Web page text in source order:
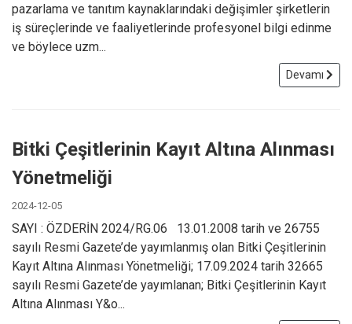
pazarlama ve tanıtım kaynaklarındaki değişimler şirketlerin
iş süreçlerinde ve faaliyetlerinde profesyonel bilgi edinme
ve böylece uzm...
Devamı
Bitki Çeşitlerinin Kayıt Altına Alınması
Yönetmeliği
2024-12-05
SAYI : ÖZDERİN 2024/RG.06 13.01.2008 tarih ve 26755
sayılı Resmi Gazete’de yayımlanmış olan Bitki Çeşitlerinin
Kayıt Altına Alınması Yönetmeliği; 17.09.2024 tarih 32665
sayılı Resmi Gazete’de yayımlanan; Bitki Çeşitlerinin Kayıt
Altına Alınması Y&o...